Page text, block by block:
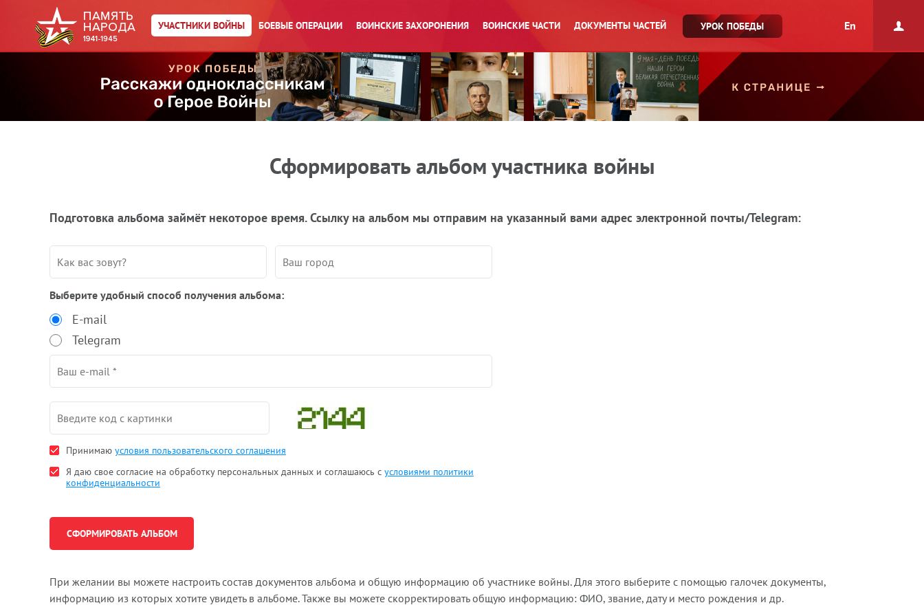
УЧАСТНИКИ ВОЙНЫ БОЕВЫЕ ОПЕРАЦИИ ВОИНСКИЕ ЗАХОРОНЕНИЯ ВОИНСКИЕ ЧАСТИ ДОКУМЕНТЫ ЧАСТЕЙ УРОК ПОБЕДЫ En
Сформировать альбом участника войны
Подготовка альбома займёт некоторое время. Ссылку на альбом мы отправим на указанный вами адрес электронной почты/Telegram:
Выберите удобный способ получения альбома:
E-mail
Telegram
Принимаю условия пользовательского соглашения
Я даю свое согласие на обработку персональных данных и соглашаюсь с условиями политики
конфиденциальности
При желании вы можете настроить состав документов альбома и общую информацию об участнике войны. Для этого выберите с помощью галочек документы,
информацию из которых хотите увидеть в альбоме. Также вы можете скорректировать общую информацию: ФИО, звание, дату и место рождения и др.